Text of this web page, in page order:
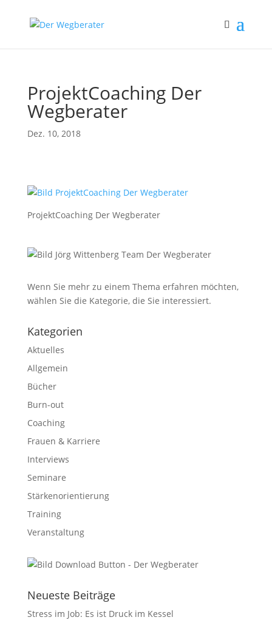
ProjektCoaching Der
Wegberater
Dez. 10, 2018
ProjektCoaching Der Wegberater
Wenn Sie mehr zu einem Thema erfahren möchten,
wählen Sie die Kategorie, die Sie interessiert.
Kategorien
Aktuelles
Allgemein
Bücher
Burn-out
Coaching
Frauen & Karriere
Interviews
Seminare
Stärkenorientierung
Training
Veranstaltung
Neueste Beiträge
Stress im Job: Es ist Druck im Kessel